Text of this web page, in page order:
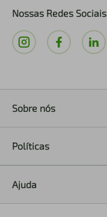
Nossas Redes Sociais
Sobre nós
Políticas
Ajuda